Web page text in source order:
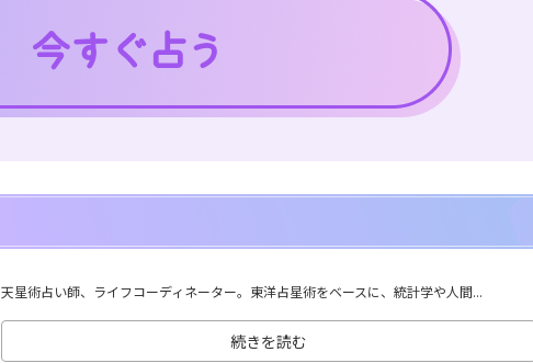
天星術占い師、ライフコーディネーター。東洋占星術をベースに、統計学や人間...
続きを読む